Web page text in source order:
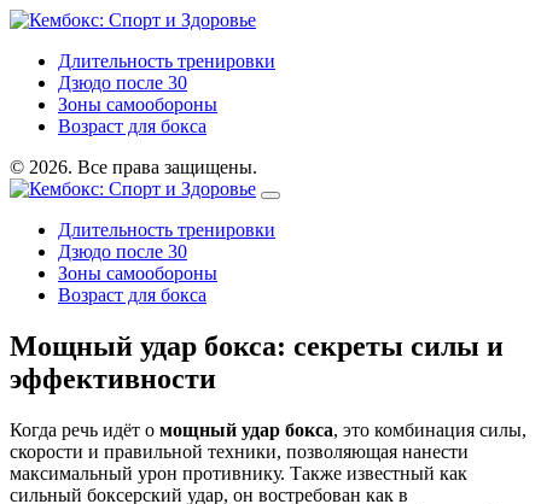
Длительность тренировки
Дзюдо после 30
Зоны самообороны
Возраст для бокса
© 2026. Все права защищены.
Длительность тренировки
Дзюдо после 30
Зоны самообороны
Возраст для бокса
Мощный удар бокса: секреты силы и
эффективности
Когда речь идёт о мощный удар бокса, это комбинация силы,
скорости и правильной техники, позволяющая нанести
максимальный урон противнику. Также известный как
сильный боксерский удар, он востребован как в